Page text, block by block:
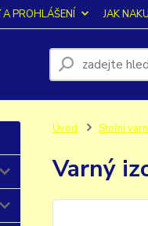
PROHLÁŠENÍ JAK
Úvod Stolní
Varný